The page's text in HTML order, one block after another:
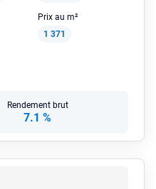
Prix au m²
1 371
Rendement brut
7.1 %